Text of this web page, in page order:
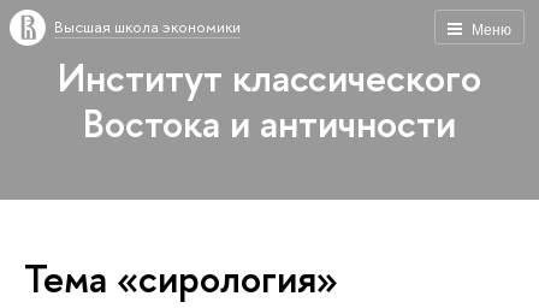
Меню
Высшая школа экономики
Институт классического
Востока и античности
Тема «сирология»